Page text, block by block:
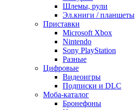
Шлемы, рули
Эл.книги / планшеты
Приставки
Microsoft Xbox
Nintendo
Sony PlayStation
Разные
Цифровые
Видеоигры
Подписки и DLC
Моба-каталог
Бронефоны